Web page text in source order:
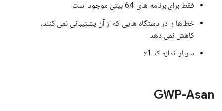
فقط برای برنامه های 64 بیتی موجود است
خطاها را در دستگاه هایی که از آن پشتیبانی نمی کنند،
کاهش نمی دهد
سربار اندازه کد 1٪
GWP-Asan